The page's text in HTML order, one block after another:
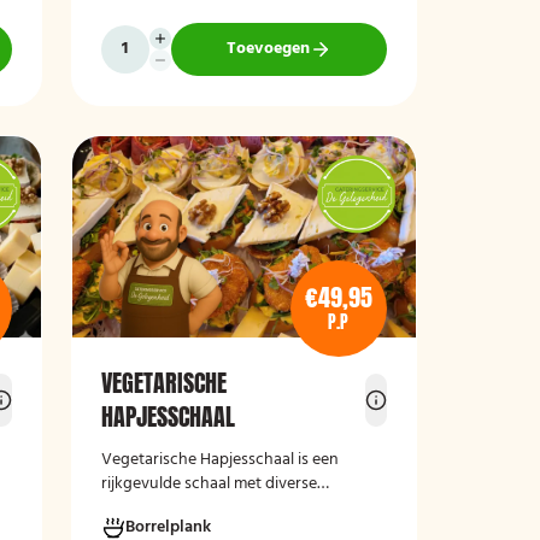
vegan roomkaas en geroosterde
groenten, crostini’s en andere
smaakvolle borrelhapjes die direct
Toevoegen
€49,95
P.P
VEGETARISCHE
HAPJESSCHAAL
Vegetarische Hapjesschaalis een
rijkgevulde schaal met diverse
ideaal voor feestjes, recepties,
Borrelplank